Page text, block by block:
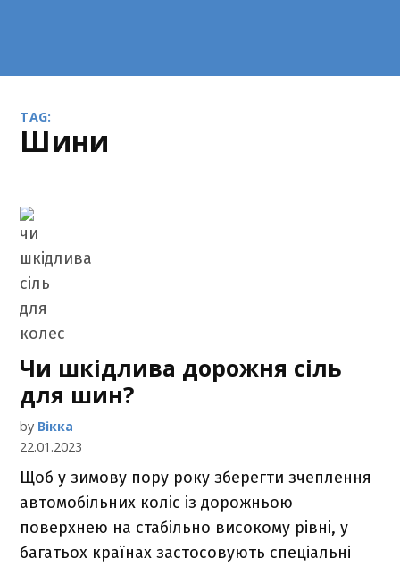
TAG:
шини
Чи шкідлива дорожня сіль
для шин?
by Вікка
22.01.2023
Щоб у зимову пору року зберегти зчеплення
автомобільних коліс із дорожньою
поверхнею на стабільно високому рівні, у
багатьох країнах застосовують спеціальні